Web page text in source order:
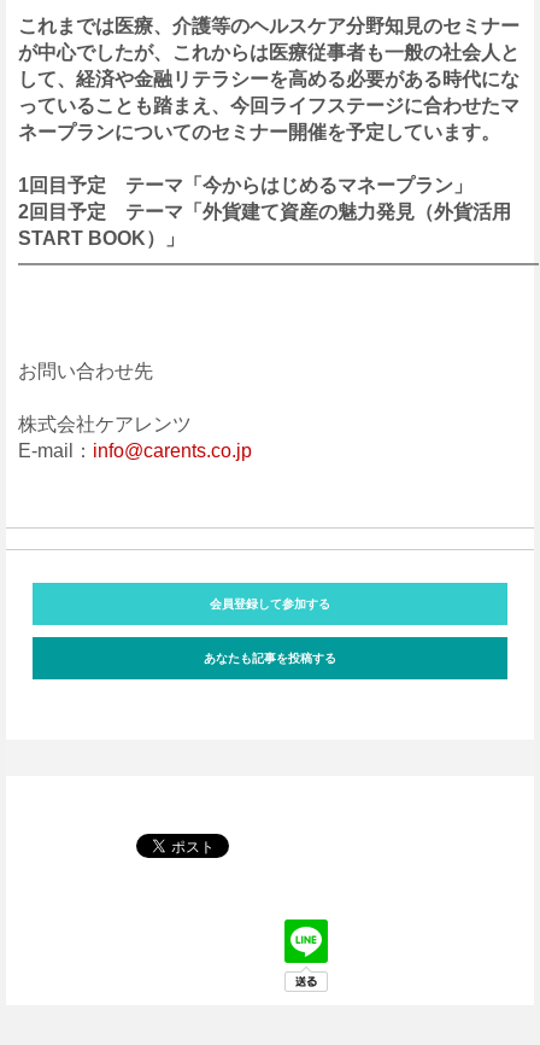
これまでは医療、介護等のヘルスケア分野知見のセミナー
が中心でしたが、これからは医療従事者も一般の社会人と
して、経済や金融リテラシーを高める必要がある時代にな
っていることも踏まえ、今回ライフステージに合わせたマ
ネープランについてのセミナー開催を予定しています。
1回目予定 テーマ「今からはじめるマネープラン」
2回目予定 テーマ「外貨建て資産の魅力発見（外貨活用
START BOOK）」
━━━━━━━━━━━━━━━━━━━━━━━━━━━
お問い合わせ先
株式会社ケアレンツ
E-mail： info@carents.co.jp
会員登録して参加する
あなたも記事を投稿する